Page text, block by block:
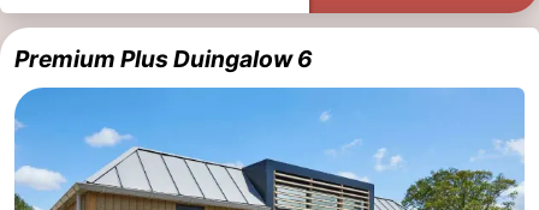
Premium Plus Duingalow 6